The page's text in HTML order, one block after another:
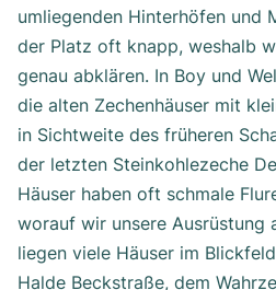
umliegenden Hinterhöfen und
der Platz oft knapp, weshalb
genau abklären. In Boy und
die alten Zechenhäuser mit
in Sichtweite des früheren
der letzten Steinkohlezeche
Häuser haben oft schmale
worauf wir unsere Ausrüstung
liegen viele Häuser im
Halde Beckstraße, dem